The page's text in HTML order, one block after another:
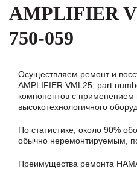
AMPLIFIER
750-059
Осуществляем ремонт и
AMPLIFIER VML25, part
компонентов с применением
высокотехнологичного
По статистике, около 90%
обычно неремонтируемым,
Преимущества ремонта